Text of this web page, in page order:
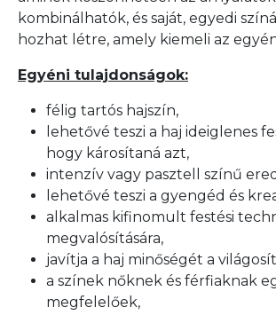
kombinálhatók, és saját, egyedi
hozhat létre, amely kiemeli az
Egyéni tulajdonságok:
félig tartós hajszín,
lehetővé teszi a haj ideiglenes
hogy károsítaná azt,
intenzív vagy pasztell színű
lehetővé teszi a gyengéd és
alkalmas kifinomult festési
megvalósítására,
javítja a haj minőségét a
a színek nőknek és férfiaknak
megfelelőek,